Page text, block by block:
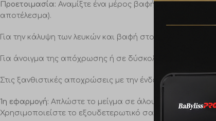
Προετοιμασία: Αναμίξτε ένα μέρος βαφής με 1,5 μέρος
αποτέλεσμα).
Για την κάλυψη των λευκών και βαφή στον ίδιο τόνο,
Για άνοιγμα της απόχρωσης ή σε δύσκολα μαλλιά, αυτό
Στις ξανθιστικές αποχρώσεις με την ένδειξη 1:2
1η εφαρμογή: Απλώστε το μείγμα σε άλουστα και
Χρησιμοποιείστε το εξουδετερωτικό σαμπουάν της